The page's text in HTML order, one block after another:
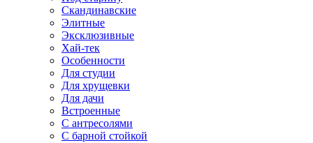
Скандинавские
Элитные
Эксклюзивные
Хай-тек
Особенности
Для студии
Для хрущевки
Для дачи
Встроенные
С антресолями
С барной стойкой